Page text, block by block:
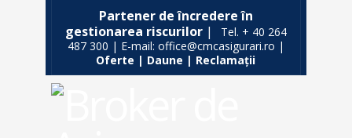
Partener de încredere în
gestionarea riscurilor|
Tel. + 40 264
487 300 | E-mail: office@cmcasigurari.ro |
Oferte | Daune | Reclamații